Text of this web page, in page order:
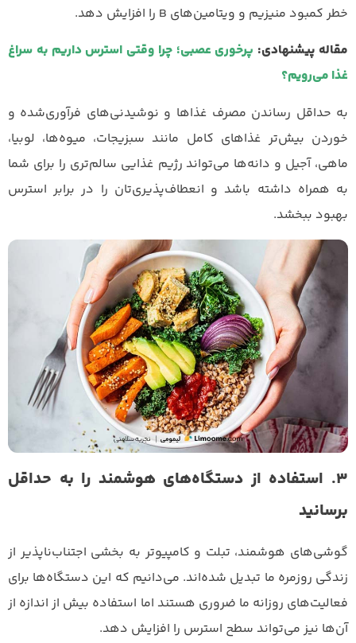
خطر کمبود منیزیم و ویتامین‌های B را افزایش دهد.
مقاله پیشنهادی: پرخوری عصبی؛ چرا وقتی استرس داریم به سراغ
غذا می‌رویم؟
به حداقل رساندن مصرف غذاها و نوشیدنی‌های فرآوری‌شده و
خوردن بیش‌تر غذاهای کامل مانند سبزیجات، میوه‌ها، لوبیا،
ماهی، آجیل‌ و دانه‌ها می‌تواند رژیم غذایی سالم‌تری را برای شما
به همراه داشته باشد و انعطاف‌پذیری‌تان را در برابر استرس
بهبود ببخشد.
3. استفاده از دستگاه‌های هوشمند را به حداقل
برسانید
گوشی‌های هوشمند، تبلت و کامپیوتر به بخشی اجتناب‌ناپذیر از
زندگی روزمره ما تبدیل شده‌اند. می‌دانیم که این دستگاه‌ها برای
فعالیت‌های روزانه ما ضروری هستند اما استفاده بیش از اندازه از
آن‌ها نیز می‌تواند سطح استرس را افزایش دهد.